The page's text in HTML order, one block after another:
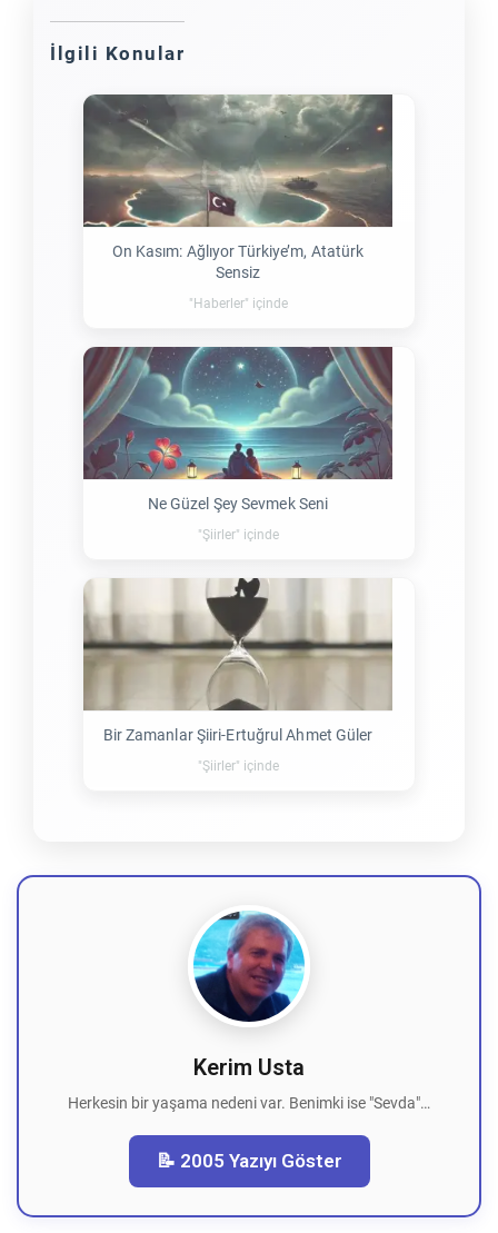
İlgili Konular
On Kasım: Ağlıyor Türkiye’m, Atatürk
Sensiz
"Haberler" içinde
Ne Güzel Şey Sevmek Seni
"Şiirler" içinde
Bir Zamanlar Şiiri-Ertuğrul Ahmet Güler
"Şiirler" içinde
Kerim Usta
Herkesin bir yaşama nedeni var. Benimki ise "Sevda"…
📝 2005 Yazıyı Göster